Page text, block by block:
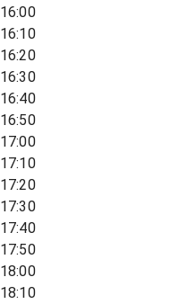
16:00
16:10
16:20
16:30
16:40
16:50
17:00
17:10
17:20
17:30
17:40
17:50
18:00
18:10